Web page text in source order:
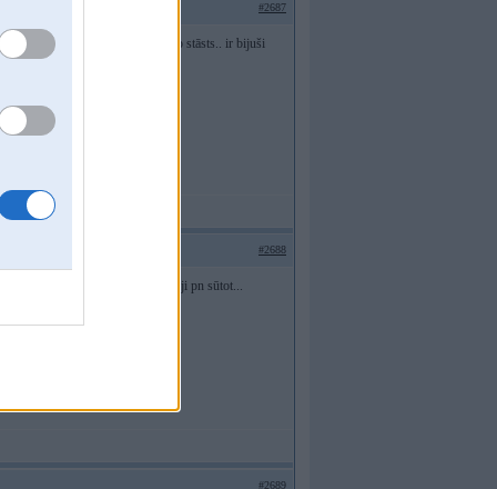
#2687
kaimiņam nolieti griesti utt..par to stāsts.. ir bijuši
#2688
bez tāda aprikojuma apdrošinātāji pn sūtot...
#2689